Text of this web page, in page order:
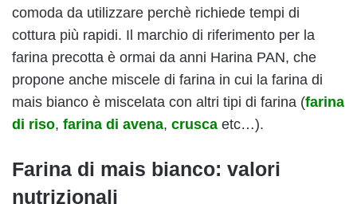
comoda da utilizzare perchè richiede tempi di
cottura più rapidi. Il marchio di riferimento per la
farina precotta è ormai da anni Harina PAN, che
propone anche miscele di farina in cui la farina di
mais bianco è miscelata con altri tipi di farina (farina
di riso, farina di avena, crusca etc…).
Farina di mais bianco: valori
nutrizionali